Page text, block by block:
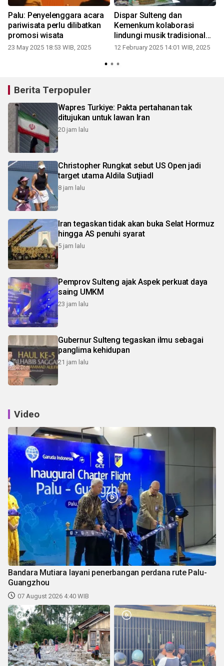
Palu: Penyelenggara acara
pariwisata perlu dilibatkan
promosi wisata
23 May 2025 18:53 WIB, 2025
Dispar Sulteng dan
Kemenkum kolaborasi
lindungi musik tradisional
daerah
12 February 2025 14:01 WIB, 2025
Berita Terpopuler
Wapres Turkiye: Pakta pertahanan tak
ditujukan untuk lawan Iran
20 jam lalu
Christopher Rungkat sebut US Open jadi
target utama Aldila SutjiadI
8 jam lalu
Iran tegaskan tidak akan buka Selat Hormuz
hingga AS penuhi syarat
5 jam lalu
Pemprov Sulteng ajak Aspek perkuat daya
saing UMKM
23 jam lalu
Gubernur Sulteng tegaskan ilmu sebagai
panglima kehidupan
21 jam lalu
Video
Bandara Mutiara layani penerbangan perdana rute Palu-
Guangzhou
07 August 2026 4:40 WIB